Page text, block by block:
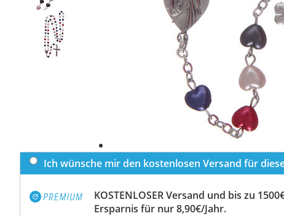
Ich wünsche mir den kostenlosen Versand für
KOSTENLOSER Versand und bis zu
Ersparnis für nur 8,90€/Jahr.